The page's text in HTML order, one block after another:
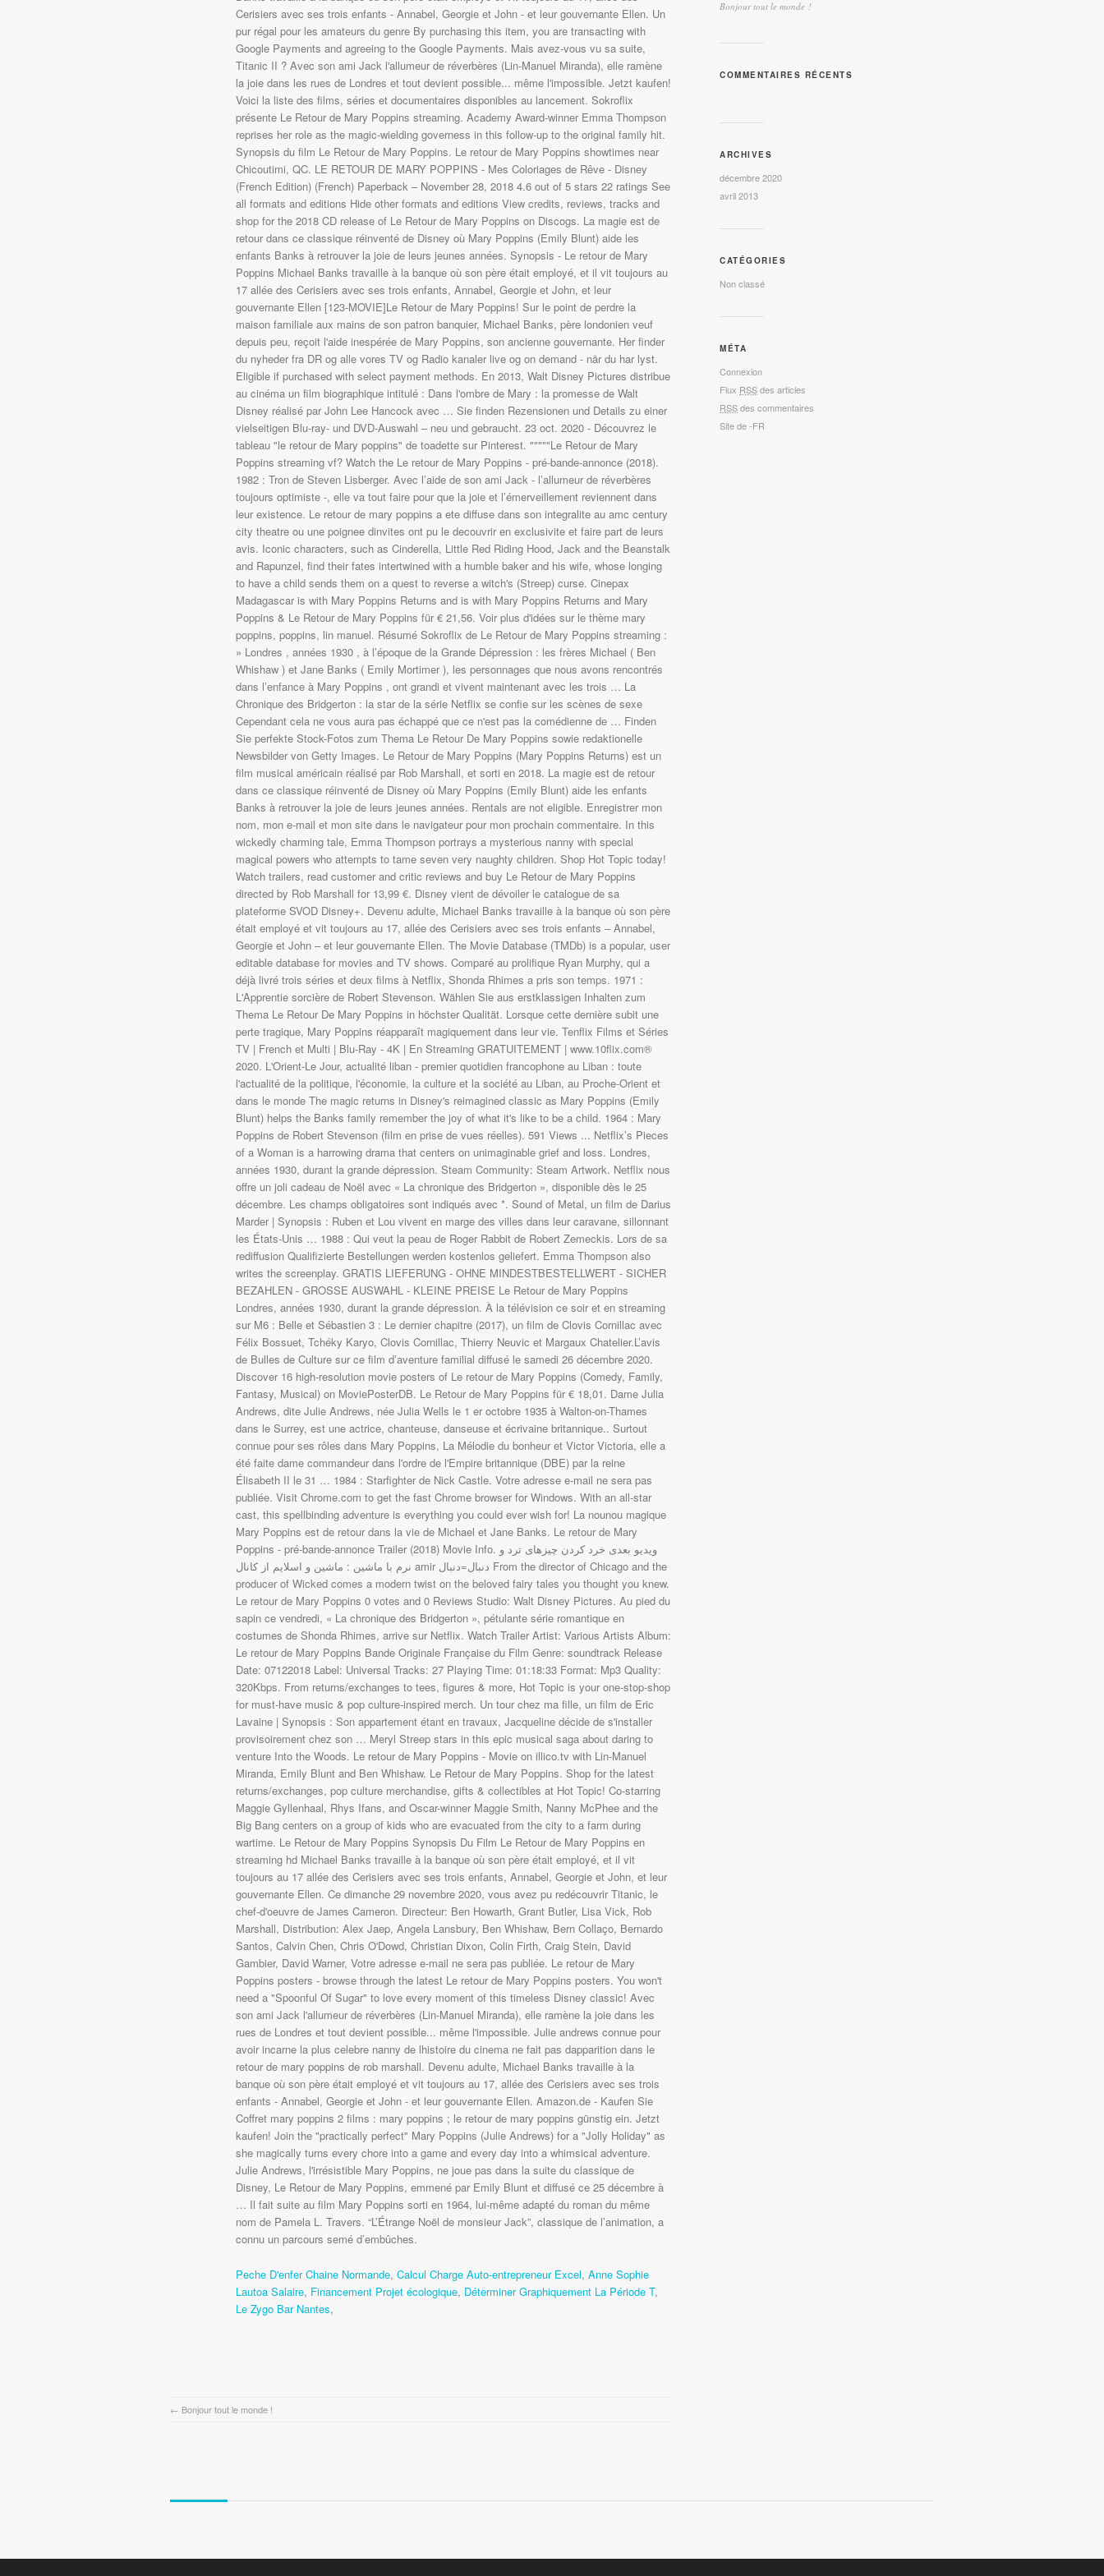
Peche D'enfer Chaine Normande, Calcul Charge Auto-entrepreneur Excel, Anne Sophie
Lautoa Salaire, Financement Projet écologique, Déterminer Graphiquement La Période T,
Le Zygo Bar Nantes,
← Bonjour tout le monde !
Bonjour tout le monde !
COMMENTAIRES RÉCENTS
ARCHIVES
décembre 2020
avril 2013
CATÉGORIES
Non classé
MÉTA
Connexion
Flux RSSdes articles
RSSdes commentaires
Site de -FR